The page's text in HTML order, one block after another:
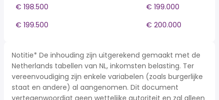
€ 198.500
€ 199.000
€ 199.500
€ 200.000
Notitie* De inhouding zijn uitgerekend gemaakt met de
Netherlands tabellen van NL, inkomsten belasting. Ter
vereenvoudiging zijn enkele variabelen (zoals burgerlijke
staat en andere) al aangenomen. Dit document
vertegenwoordigt geen wettelijke autoriteit en zal alleen